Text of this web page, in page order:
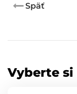
Späť
Vyberte si